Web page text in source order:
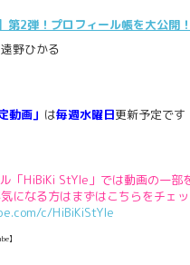
第2弾！プロフィール帳を大公開
野ひかる
動画」 は毎週水曜日更新予定です
「HiBiKi StYle」では動画の一部
になる方はまずはこちらをチェ
c/HiBiKiStYle
】